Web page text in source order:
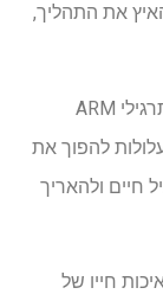
את התהליך,
אם ממצאים עתידיים תומכים בגישה, הוספת תרגילי ARM
להפוך את
חיים ולהאריך
חייו של